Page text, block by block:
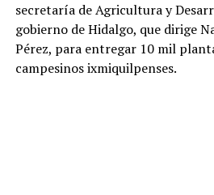
secretaría de Agricultura y
gobierno de Hidalgo, que dirige
Pérez, para entregar 10 mil
campesinos ixmiquilpenses.